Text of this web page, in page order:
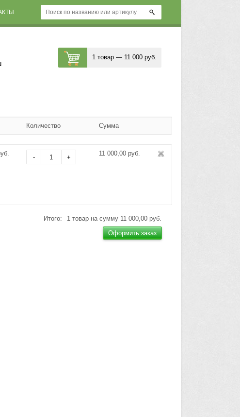
1 товар — 11 000 руб.
Количество Сумма
11 000,00 руб.
Итого: 1 товар на сумму 11 000,00 руб.
Оформить заказ